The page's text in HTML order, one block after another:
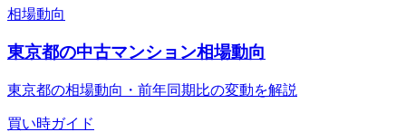
相場動向
東京都の中古マンション相場動向
東京都の相場動向・前年同期比の変動を解説
買い時ガイド